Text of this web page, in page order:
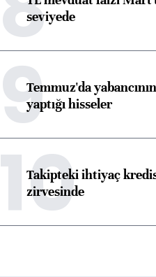
seviyede
9Temmuz'da
yaptığı hisseler
10
Takipteki ihtiyaç
zirvesinde